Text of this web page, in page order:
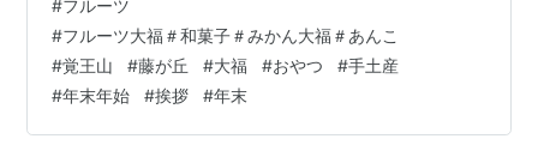
by 𝗖𝗛𝗜𝗞𝗔𝗞𝗢 (@sol.eil_88) 包丁ではなく付属の糸でカ
ット包丁だとぐちゃぐちゃになってしまうみたい💦糸で
フルーツが切れるの❓と半信半疑でしたが問題なくするっ
と切れました❣どのフルーツもとても甘くてもちもちし
た薄皮とマッチしてお…
#フルーツ
#フルーツ大福＃和菓子＃みかん大福＃あんこ
#覚王山 #藤が丘 #大福 #おやつ #手土産
#年末年始 #挨拶 #年末